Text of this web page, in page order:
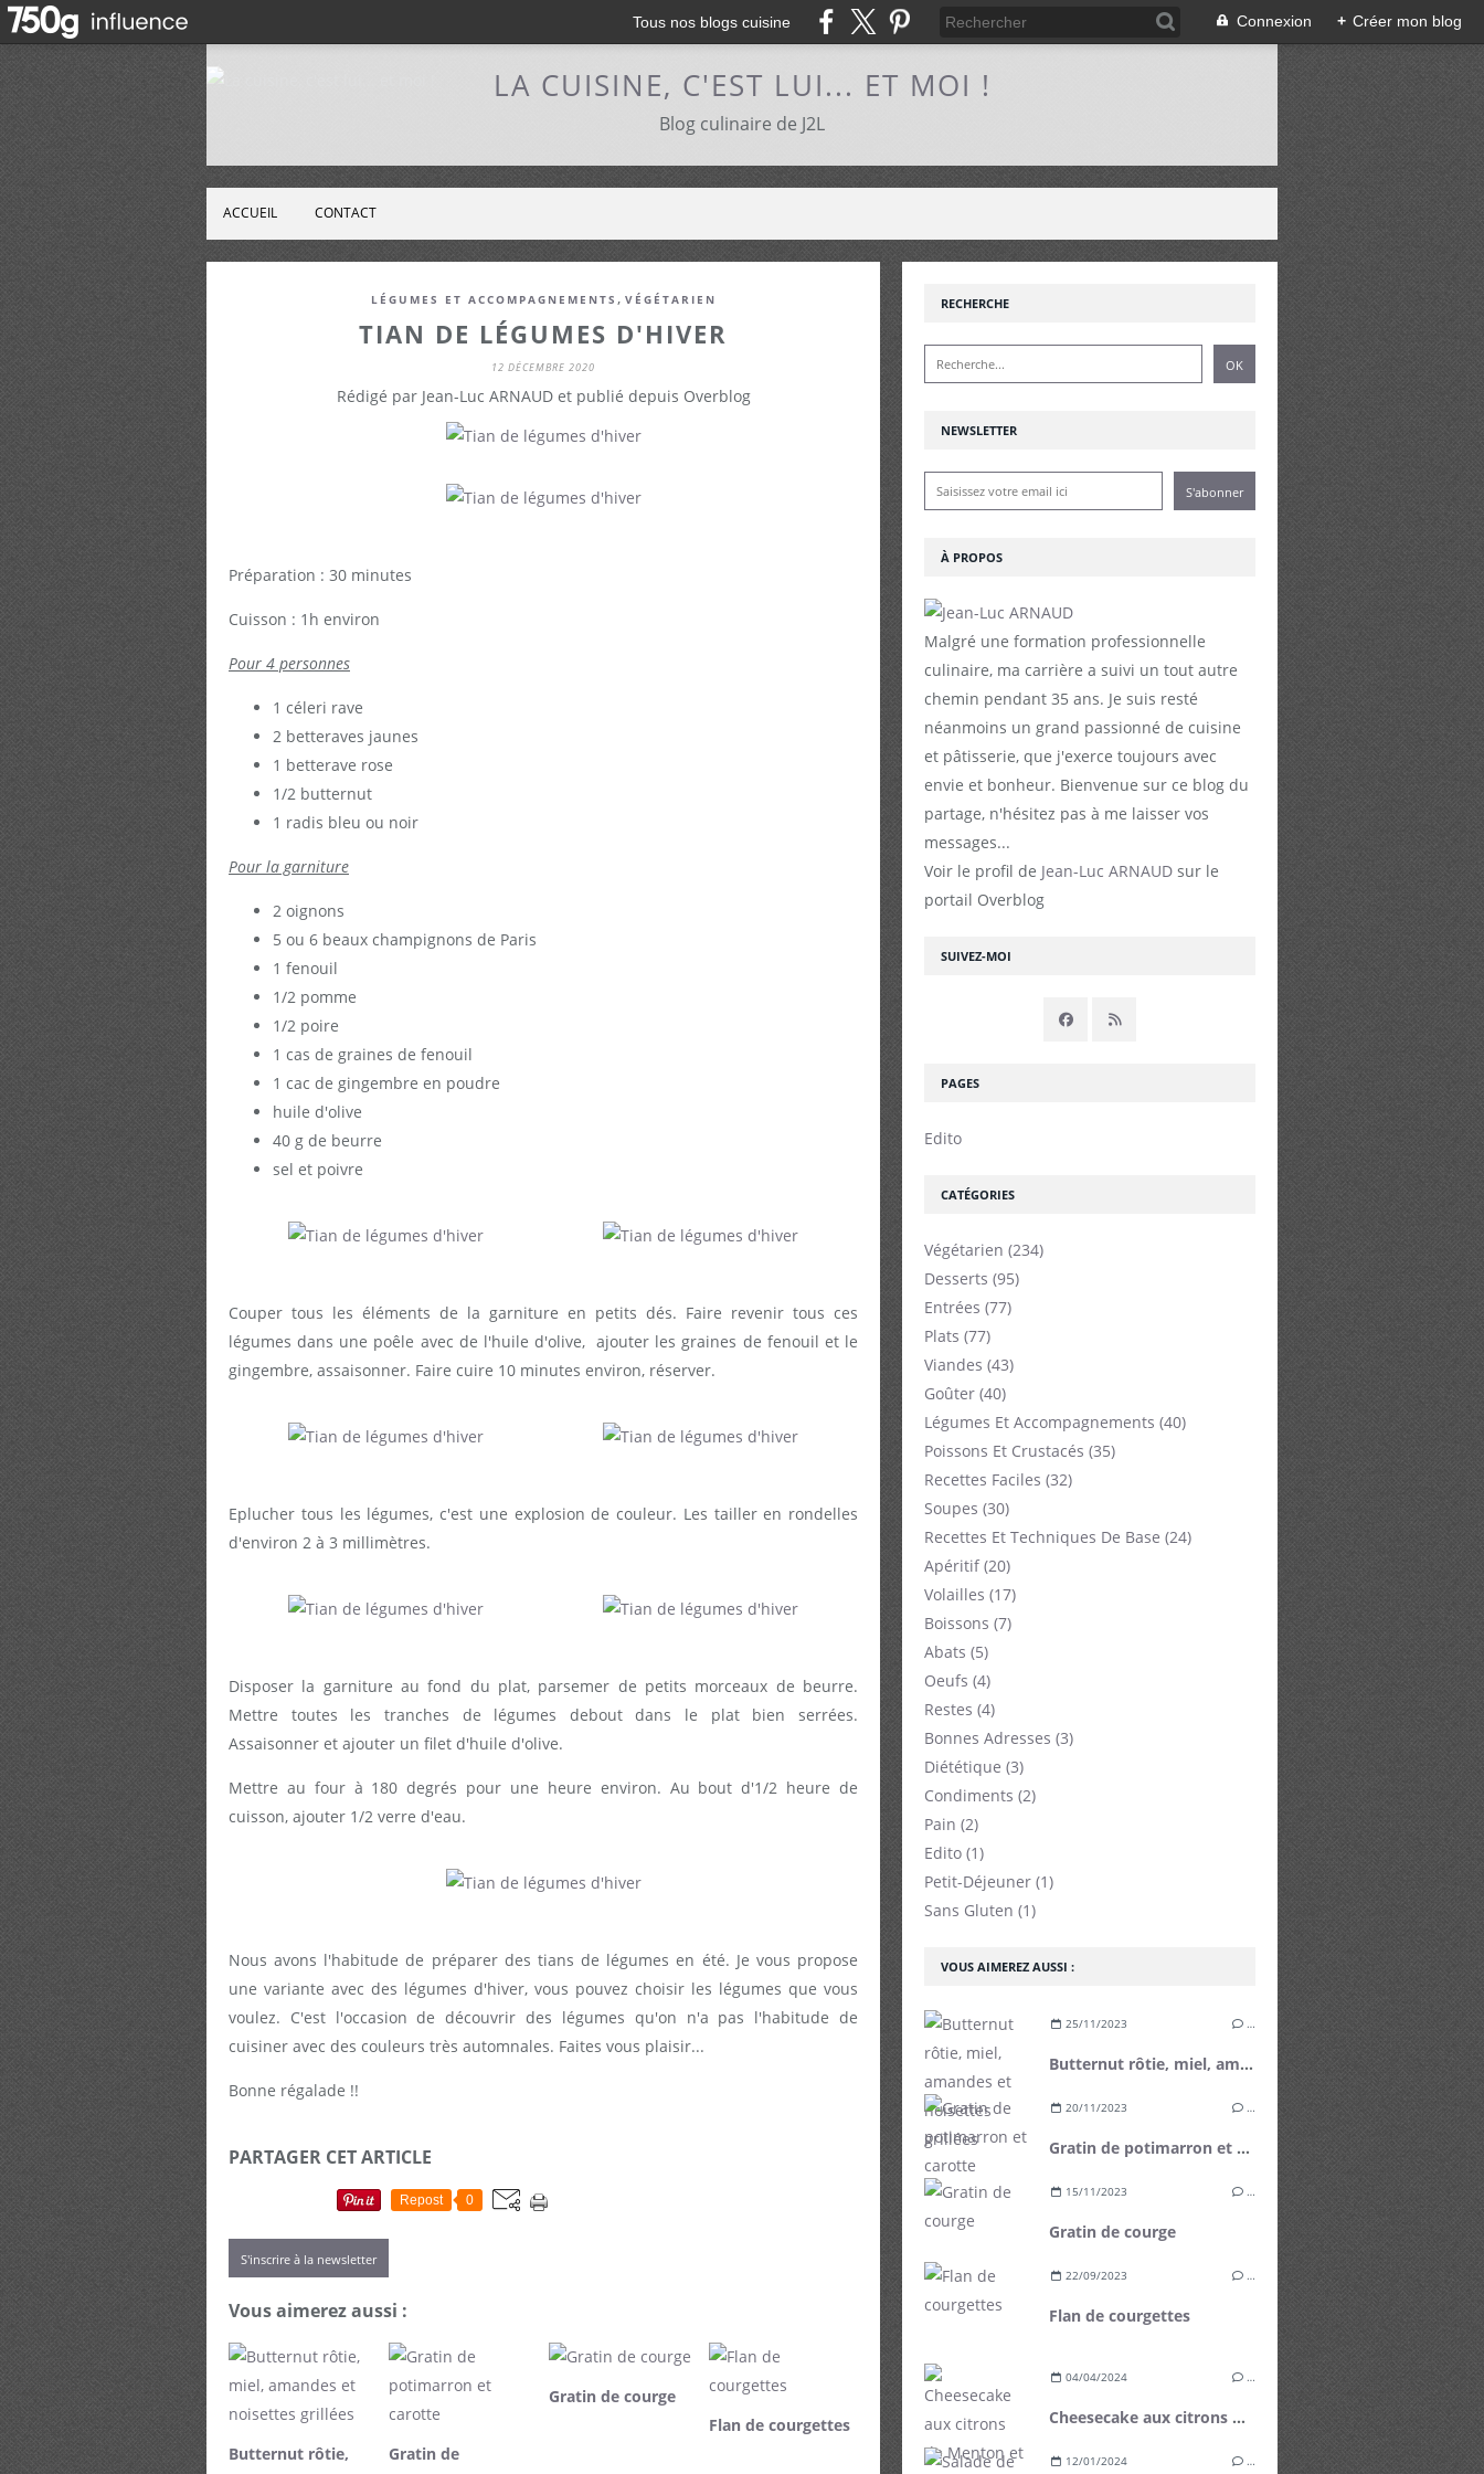
Tous nos blogs cuisine Connexion + Créer mon blog
LA CUISINE, C'EST LUI... ET MOI !
Blog culinaire de J2L
ACCUEIL CONTACT
LÉGUMES ET ACCOMPAGNEMENTS , VÉGÉTARIEN
TIAN DE LÉGUMES D'HIVER
12 DÉCEMBRE 2020
Rédigé par Jean-Luc ARNAUD et publié depuis Overblog
Préparation : 30 minutes
Cuisson : 1h environ
Pour 4 personnes
1 céleri rave
2 betteraves jaunes
1 betterave rose
1/2 butternut
1 radis bleu ou noir
Pour la garniture
2 oignons
5 ou 6 beaux champignons de Paris
1 fenouil
1/2 pomme
1/2 poire
1 cas de graines de fenouil
1 cac de gingembre en poudre
huile d'olive
40 g de beurre
sel et poivre
Couper tous les éléments de la garniture en petits dés. Faire revenir tous ces
légumes dans une poêle avec de l'huile d'olive, ajouter les graines de fenouil et le
gingembre, assaisonner. Faire cuire 10 minutes environ, réserver.
Eplucher tous les légumes, c'est une explosion de couleur. Les tailler en rondelles
d'environ 2 à 3 millimètres.
Disposer la garniture au fond du plat, parsemer de petits morceaux de beurre.
Mettre toutes les tranches de légumes debout dans le plat bien serrées.
Assaisonner et ajouter un filet d'huile d'olive.
Mettre au four à 180 degrés pour une heure environ. Au bout d'1/2 heure de
cuisson, ajouter 1/2 verre d'eau.
Nous avons l'habitude de préparer des tians de légumes en été. Je vous propose
une variante avec des légumes d'hiver, vous pouvez choisir les légumes que vous
voulez. C'est l'occasion de découvrir des légumes qu'on n'a pas l'habitude de
cuisiner avec des couleurs très automnales. Faites vous plaisir...
Bonne régalade !!
PARTAGER CET ARTICLE
Repost 0
S'inscrire à la newsletter
Vous aimerez aussi :
Butternut rôtie,
Gratin de
Gratin de courge
Flan de courgettes
NEWSLETTER
SUIVEZ-MOI
RECHERCHE
À PROPOS
Malgré une formation professionnelle
culinaire, ma carrière a suivi un tout autre
chemin pendant 35 ans. Je suis resté
néanmoins un grand passionné de cuisine
et pâtisserie, que j'exerce toujours avec
envie et bonheur. Bienvenue sur ce blog du
partage, n'hésitez pas à me laisser vos
messages...
Voir le profil de Jean-Luc ARNAUD sur le
portail Overblog
VOUS AIMEREZ AUSSI :
25/11/2023 …
Butternut rôtie, miel, amandes et noisettes grillées
20/11/2023 …
Gratin de potimarron et carotte
15/11/2023 …
Gratin de courge
22/09/2023 …
Flan de courgettes
04/04/2024 …
Cheesecake aux citrons de Menton et mangue fraîche
12/01/2024 …
PAGES
Edito
CATÉGORIES
Végétarien (234)
Desserts (95)
Entrées (77)
Plats (77)
Viandes (43)
Goûter (40)
Légumes Et Accompagnements (40)
Poissons Et Crustacés (35)
Recettes Faciles (32)
Soupes (30)
Recettes Et Techniques De Base (24)
Apéritif(20)
Volailles (17)
Boissons (7)
Abats (5)
Oeufs (4)
Restes (4)
Bonnes Adresses (3)
Diététique (3)
Condiments (2)
Pain (2)
Edito (1)
Petit-Déjeuner (1)
Sans Gluten (1)